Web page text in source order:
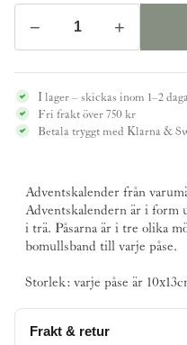
Adventskalender,
påsar
mängd
− +
I lager – skickas inom 1–2
Fri frakt över 750 kr
Betala tryggt med Klarna &
Adventskalender från
Adventskalendern är i form
i trä. Påsarna är i tre olika
bomullsband till varje påse.
Storlek: varje påse är
Frakt & retur